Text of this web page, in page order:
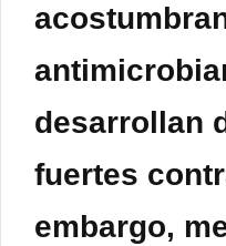
desarrollan
fuertes
embargo,